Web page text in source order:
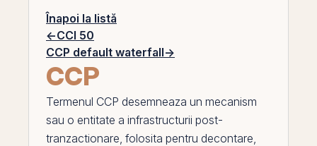
Înapoi la listă
←CCI 50
CCP default waterfall→
CCP
Termenul CCP desemneaza un mecanism
sau o entitate a infrastructurii post-
tranzactionare, folosita pentru decontare,